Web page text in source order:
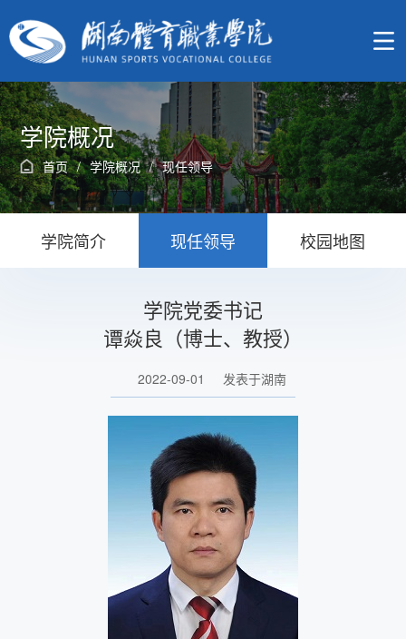
学院概况
首页 / 学院概况 / 现任领导
学院简介 现任领导 校园地图
学院党委书记
谭焱良（博士、教授）
2022-09-01 发表于湖南